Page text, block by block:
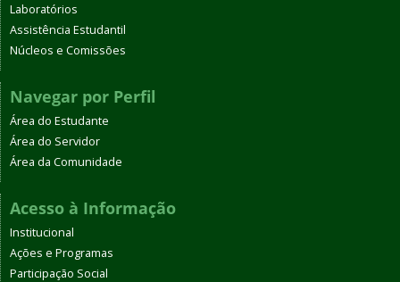
Laboratórios
Assistência Estudantil
Núcleos e Comissões
Navegar por Perfil
Área do Estudante
Área do Servidor
Área da Comunidade
Acesso à Informação
Institucional
Ações e Programas
Participação Social